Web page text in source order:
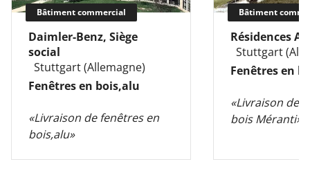
Bâtiment commercial
Daimler-Benz, Siège
social
Stuttgart (Allemagne)
Fenêtres en bois,alu
«Livraison de fenêtres en
bois,alu»
Bâtiment
Résidences
Stuttgart
Fenêtres en
«Livraison de
bois Méranti»